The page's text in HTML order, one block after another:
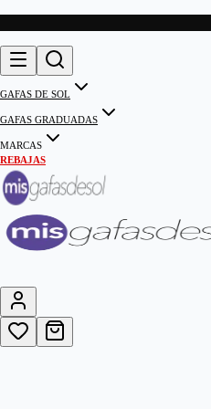
GAFAS DE SOL
GAFAS GRADUADAS
MARCAS
REBAJAS